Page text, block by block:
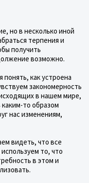
но в несколько иной
терпения и
получить
возможно.
как устроена
закономерность
в нашем мире,
то образом
нас изменениям,
видеть, что все
то, что
в этом и